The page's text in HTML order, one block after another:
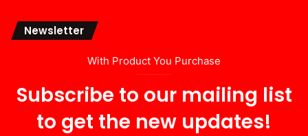
Newsletter
With Product You Purchase
Subscribe to our mailing list
to get the new updates!